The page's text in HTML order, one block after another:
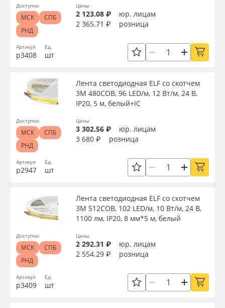
Артикул
р3408
Ед.
шт
Цены
2 123.08 ₽
юр. лицам
2 365.71 ₽
розница
Доступно
МСК
СПБ
РНД
Артикул
р2947
Лента светодиодная ELF со скотчем
3М 480COB, 96 LED/м, 12 Вт/м, 24 В,
IP20, 5 м, белый+IC
Ед.
шт
Цены
3 302.56 ₽
юр. лицам
3 680 ₽
розница
Доступно
МСК
СПБ
РНД
Артикул
р3409
Лента светодиодная ELF со скотчем
3М 512COB, 102 LED/м, 10 Вт/м, 24 В,
1100 лм, IP20, 8 мм*5 м, белый
Ед.
шт
Цены
2 292.31 ₽
юр. лицам
2 554.29 ₽
розница
Доступно
МСК
СПБ
РНД